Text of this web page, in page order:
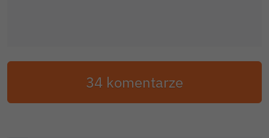
34 komentarze